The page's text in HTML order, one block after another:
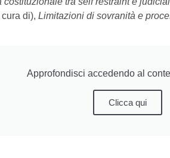
di), Limitazioni di sovranità e
Approfondisci accedendo al
Clicca qui